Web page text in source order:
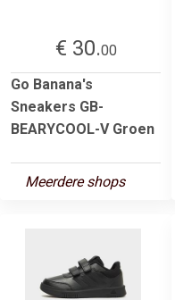
€ 30.00
Go Banana's
Sneakers GB-
BEARYCOOL-V Groen
Meerdere shops